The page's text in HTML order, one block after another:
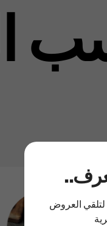
لتلقي العروض